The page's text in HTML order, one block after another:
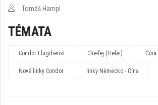
Tomáš Hampl
TÉMATA
Condor Flugdienst Che-fej (Hefei) Čína
Nové linky Condor linky Německo - Čína